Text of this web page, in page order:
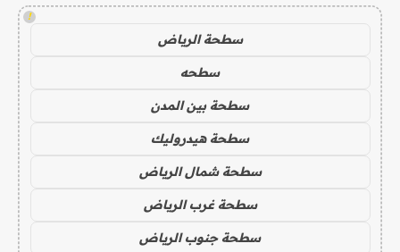
!
سطحة الرياض
سطحه
سطحة بين المدن
سطحة هيدروليك
سطحة شمال الرياض
سطحة غرب الرياض
سطحة جنوب الرياض